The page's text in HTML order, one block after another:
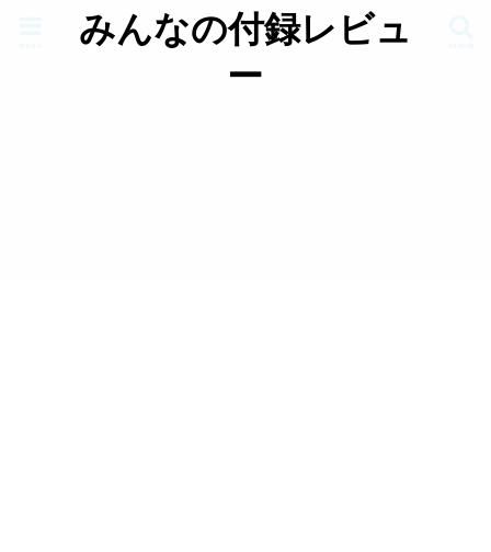
みんなの付録レビュ
ー